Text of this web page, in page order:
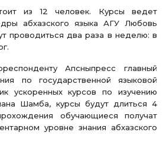
из 12 человек. Курсы ведет
абхазского языка АГУ Любовь
проводиться два раза в неделю: в
Апсныпресс главный
по государственной языковой
ускоренных курсов по изучению
Шамба, курсы будут длиться 4
обучающиеся получат
уровне знания абхазского